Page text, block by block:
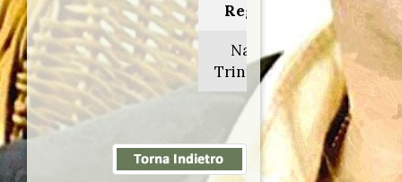
Regia di:
Nadine
Trintignant